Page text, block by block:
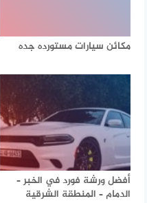
مكائن سيارات مستورده جده
أفضل ورشة فورد في الخبر –
الدمام – المنطقة الشرقية